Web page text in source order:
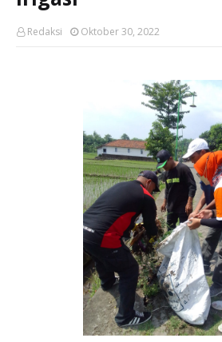
Redaksi Oktober 30, 2022